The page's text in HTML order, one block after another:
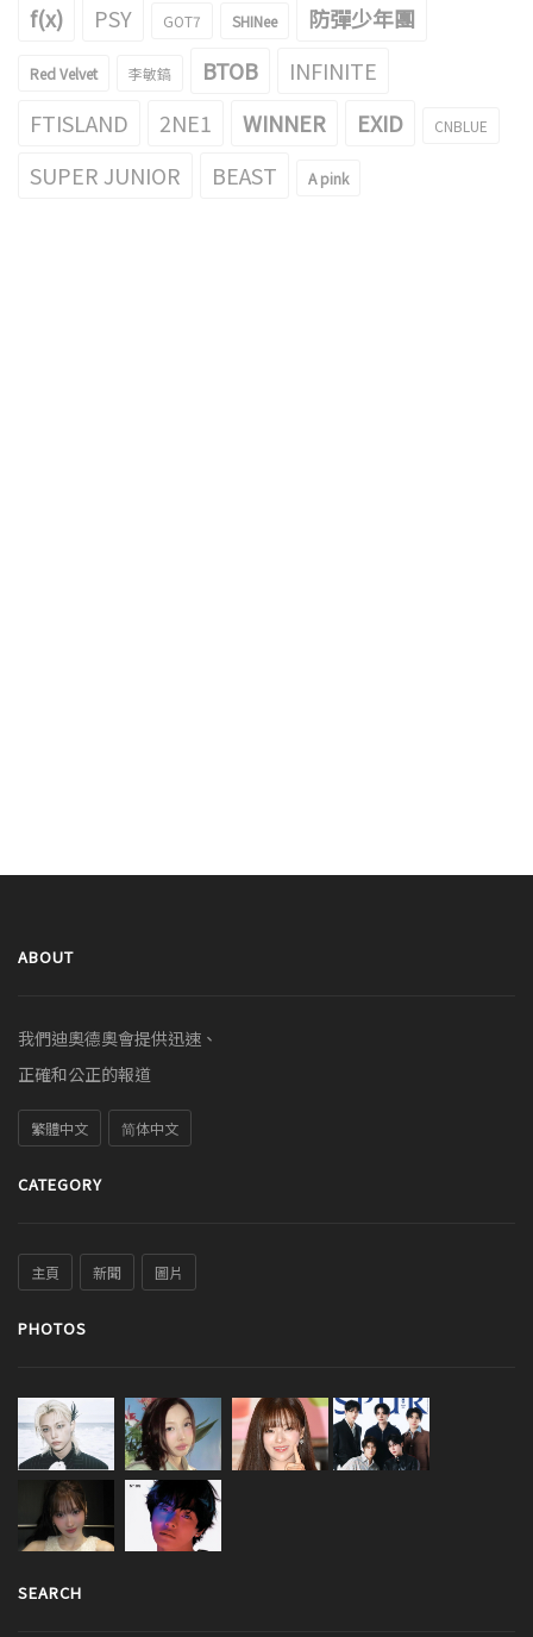
f(x) PSY GOT7 SHINee 防彈少年團
Red Velvet 李敏鎬 BTOB
INFINITE
FTISLAND
2NE1 WINNER EXID CNBLUE
SUPER JUNIOR BEAST A pink
ABOUT
我們迪奧德奧會提供迅速、
正確和公正的報道
繁體中文 简体中文
CATEGORY
主頁 新聞 圖片
PHOTOS
SEARCH